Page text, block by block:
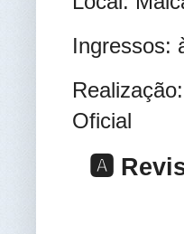
Ingressos:
Oficial
🅰️